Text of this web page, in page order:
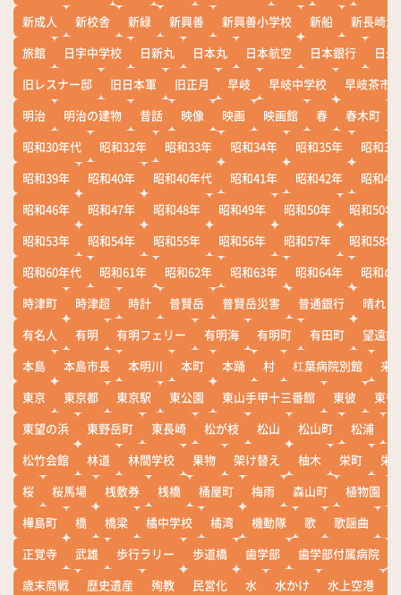
新成人
新校舎 新緑 新興善 新興善小学校 新船
新長崎漁
旅館
日宇中学校 日新丸 日本丸 日本航空 日本銀行
日
旧レスナー邸
旧日本軍 旧正月 早岐 早岐中学校
早岐茶市
明治
明治の建物 昔話 映像 映画 映画館 春 春木町
昭和30年代
昭和32年 昭和33年 昭和34年 昭和35年
昭和36
昭和39年
昭和40年 昭和40年代 昭和41年 昭和42年
昭和43
昭和46年
昭和47年 昭和48年 昭和49年 昭和50年
昭和50年
昭和53年
昭和54年 昭和55年 昭和56年 昭和57年
昭和58年
昭和60年代
昭和61年 昭和62年 昭和63年 昭和64年
昭和の
時津町
時津超 時計 普賢岳 普賢岳災害 普通銀行
晴れ
有名人
有明 有明フェリー 有明海 有明町 有田町
望遠鏡
本島
本島市長 本明川 本町 本踊 村 杠葉病院別館
来
東京
東京都 東京駅 東公園 東山手甲十三番館 東彼
東彼
東望の浜
東野岳町 東長崎 松が枝 松山 松山町 松浦
松竹会館
林道 林間学校 果物 架け替え 柚木 栄町
栄
桜
桜馬場 桟敷券 桟橋 桶屋町 梅雨 森山町 植物園
樺島町
橋 橋梁 橘中学校 橘湾 機動隊 歌 歌謡曲
正覚寺
武雄 歩行ラリー 歩道橋 歯学部 歯学部付属病院
歳末商戦
歴史遺産 殉教 民営化 水 水かけ 水上空港